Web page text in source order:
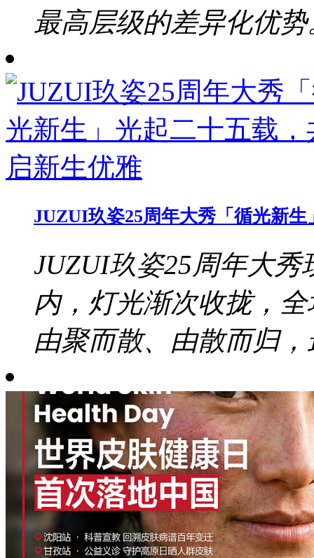
最高层级的差异化优势
JUZUI玖姿25周年大秀「循光新
JUZUI玖姿25周年大秀
内，灯光渐次收拢，
由聚而散、由散而归